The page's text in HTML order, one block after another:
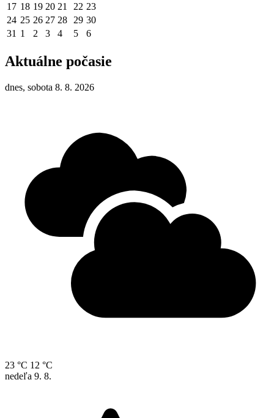
17 18 19 20 21 22 23
24 25 26 27 28 29 30
31 1 2 3 4 5 6
Aktuálne počasie
dnes, sobota 8. 8. 2026
23 °C 12 °C
nedeľa 9. 8.